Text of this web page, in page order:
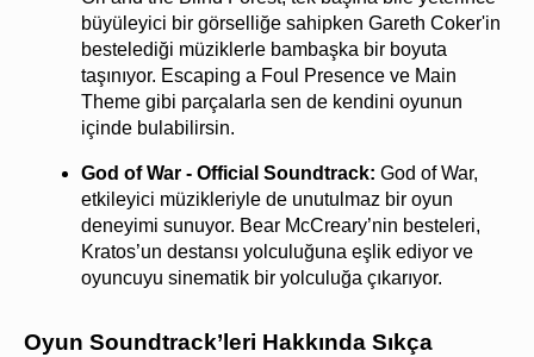
büyüleyici bir görselliğe sahipken Gareth Coker'in
bestelediği müziklerle bambaşka bir boyuta
taşınıyor. Escaping a Foul Presence ve Main
Theme gibi parçalarla sen de kendini oyunun
içinde bulabilirsin.
God of War - Official Soundtrack: God of War,
etkileyici müzikleriyle de unutulmaz bir oyun
deneyimi sunuyor. Bear McCreary’nin besteleri,
Kratos’un destansı yolculuğuna eşlik ediyor ve
oyuncuyu sinematik bir yolculuğa çıkarıyor.
Oyun Soundtrack’leri Hakkında Sıkça